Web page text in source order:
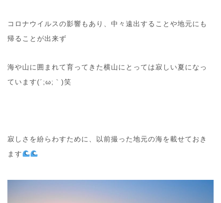
コロナウイルスの影響もあり、中々遠出することや地元にも
帰ることが出来ず
海や山に囲まれて育ってきた横山にとっては寂しい夏になっ
ています(´;ω;｀)笑
寂しさを紛らわすために、以前撮った地元の海を載せておき
ます